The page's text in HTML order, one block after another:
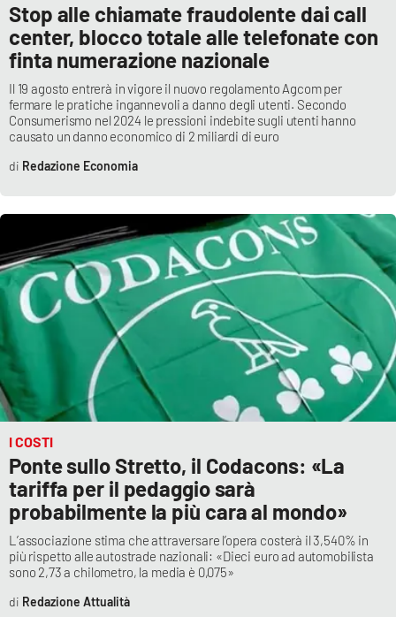
Stop alle chiamate fraudolente dai call
center, blocco totale alle telefonate con
finta numerazione nazionale
Il 19 agosto entrerà in vigore il nuovo regolamento Agcom per
fermare le pratiche ingannevoli a danno degli utenti. Secondo
Consumerismo nel 2024 le pressioni indebite sugli utenti hanno
causato un danno economico di 2 miliardi di euro
Redazione Economia
I COSTI
Ponte sullo Stretto, il Codacons: «La
tariffa per il pedaggio sarà
probabilmente la più cara al mondo»
L’associazione stima che attraversare l’opera costerà il 3,540% in
più rispetto alle autostrade nazionali: «Dieci euro ad automobilista
sono 2,73 a chilometro, la media è 0,075»
Redazione Attualità